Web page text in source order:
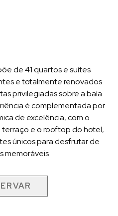
de 41 quartos e suítes
e totalmente renovados
privilegiadas sobre a baía
é complementada por
de excelência, com o
e o rooftop do hotel,
únicos para desfrutar de
memoráveis